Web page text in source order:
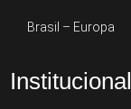
Brasil – Europa
Institucional